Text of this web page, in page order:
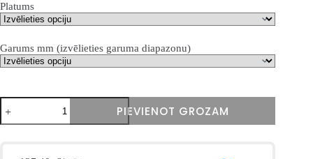
Platums
Garums mm (izvēlieties garuma diapazonu)
Terasinė
markizė
Australia
PIEVIENOT GROZAM